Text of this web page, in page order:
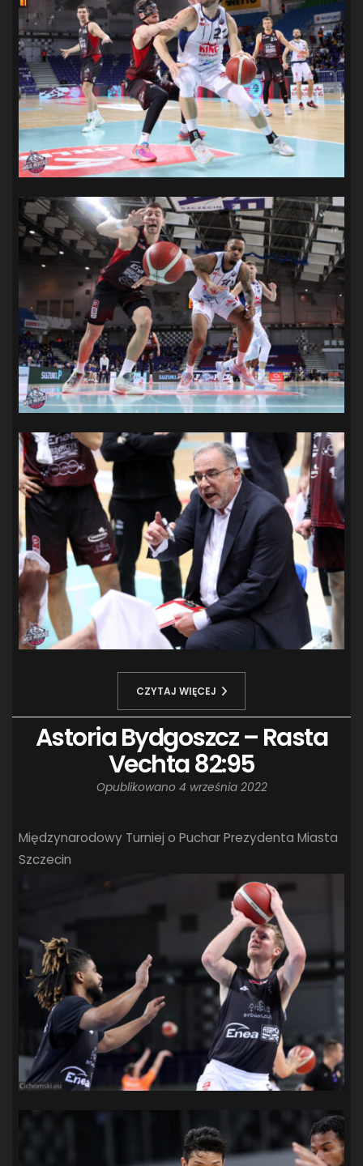
CZYTAJ WIĘCEJ
Astoria Bydgoszcz – Rasta
Vechta 82:95
Opublikowano 4 września 2022
Międzynarodowy Turniej o Puchar Prezydenta Miasta
Szczecin
SANDRA SPA POGOŃ SZCZECIN(100) SIEDLECKA(63)
SPARING(110) SPR POGOŃ SZCZECIN(72)
SPÓJNIA STARGARD (35) STOCZNIA SZCZECIN(40)
SUPERLIGA KOBIET(58) SUPERLIGA MĘŻCZYZN(92)
TAURON LIGA KOBIET(106) TENIS (26) TREFL SOPOT(26)
WYGRANA(43) ZAGŁĘBIE LUBIN(36) ŚLĄSK WROCŁAW
ŚWIT SKOLWIN (111)